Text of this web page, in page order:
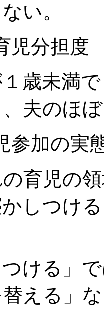
い。
児分担度
１歳未満
夫のほ
参加の実
の育児の
しつけ
つける」
替える」